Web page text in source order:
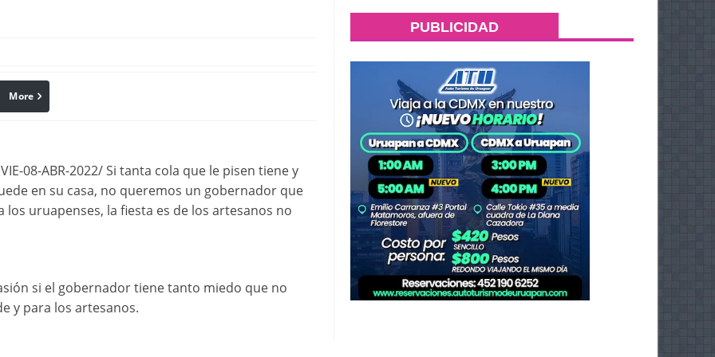
linkedin
More
08-ABR-2022/ Si tanta cola que le pisen tiene y
en su casa, no queremos un gobernador que
los uruapenses, la fiesta es de los artesanos no
si el gobernador tiene tanto miedo que no
y para los artesanos.
PUBLICIDAD